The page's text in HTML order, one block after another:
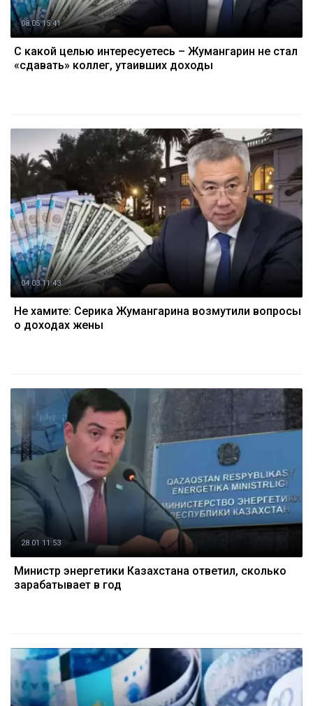
08.05 15:41
С какой целью интересуетесь – Жумангарин не стал
«сдавать» коллег, утаивших доходы
04.03 11:43
Не хамите: Серика Жумангарина возмутили вопросы
о доходах жены
28.01 11:53
Министр энергетики Казахстана ответил, сколько
зарабатывает в год